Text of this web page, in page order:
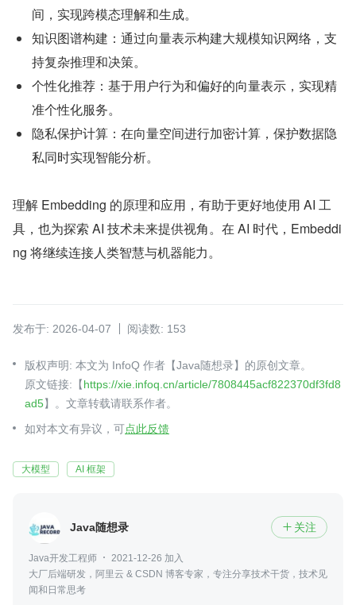
间，实现跨模态理解和生成。
知识图谱构建：通过向量表示构建大规模知识网络，支
持复杂推理和决策。
个性化推荐：基于用户行为和偏好的向量表示，实现精
准个性化服务。
隐私保护计算：在向量空间进行加密计算，保护数据隐
私同时实现智能分析。
理解 Embedding 的原理和应用，有助于更好地使用 AI 工
具，也为探索 AI 技术未来提供视角。在 AI 时代，Embeddi
ng 将继续连接人类智慧与机器能力。
发布于: 2026-04-07 阅读数: 153
版权声明: 本文为 InfoQ 作者【Java随想录】的原创文章。
原文链接:【https://xie.infoq.cn/article/7808445acf822370df3fd8
ad5】。文章转载请联系作者。
如对本文有异议，可点此反馈
大模型 AI 框架
Java随想录  关注
Java开发工程师
2021-12-26 加入
大厂后端研发，阿里云 & CSDN 博客专家，专注分享技术干货，技术见
闻和日常思考